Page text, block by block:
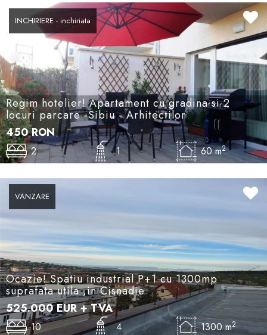
INCHIRIERE - inchiriata
Regim hotelier! Apartament cu gradina si 2
locuri parcare -Sibiu - Arhitectilor
450RON
2 1 60 m2
VANZARE
Ocazie! Spatiu industrial P+1 cu 1300mp
suprafata utila ,in Cisnadie
525.000EUR+ TVA
10 4 1300 m2